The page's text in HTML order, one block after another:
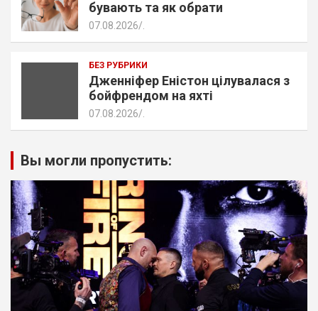
бувають та як обрати
07.08.2026
БЕЗ РУБРИКИ
Дженніфер Еністон цілувалася з
бойфрендом на яхті
07.08.2026
Вы могли пропустить: